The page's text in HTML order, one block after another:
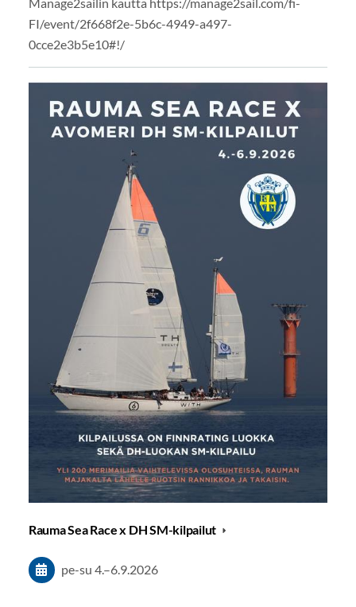
FI/event/2f668f2e-5b6c-4949-a497-
0cce2e3b5e10#!/
Rauma Sea Race x DH SM-kilpailut
pe-su 4.–6.9.2026